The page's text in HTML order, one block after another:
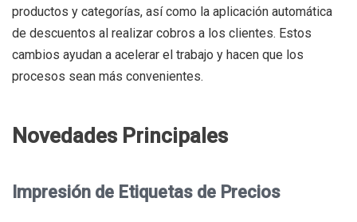
productos y categorías, así como la aplicación automática
de descuentos al realizar cobros a los clientes. Estos
cambios ayudan a acelerar el trabajo y hacen que los
procesos sean más convenientes.
Novedades Principales
Impresión de Etiquetas de Precios